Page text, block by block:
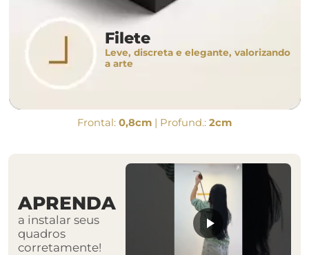
Filete
Leve, discreta e elegante, valorizando
a arte
Frontal: 0,8cm | Profund.: 2cm
APRENDA
a instalar seus
quadros
corretamente!